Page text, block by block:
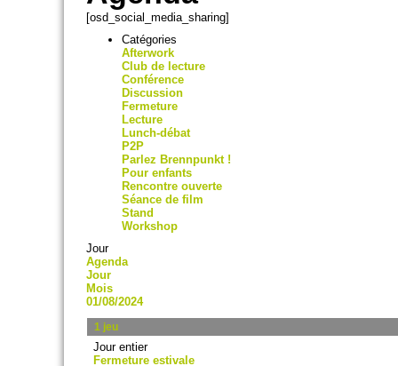
[osd_social_media_sharing]
Catégories
Afterwork
Club de lecture
Conférence
Discussion
Fermeture
Lecture
Lunch-débat
P2P
Parlez Brennpunkt !
Pour enfants
Rencontre ouverte
Séance de film
Stand
Workshop
Jour
Agenda
Jour
Mois
01/08/2024
1 jeu
Jour entier
Fermeture estivale